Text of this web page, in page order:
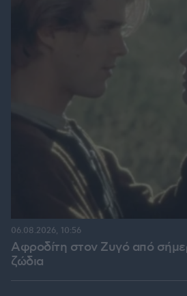
Αφροδίτη στον Ζυγό από
ζώδια
06.08.2026, 10:56